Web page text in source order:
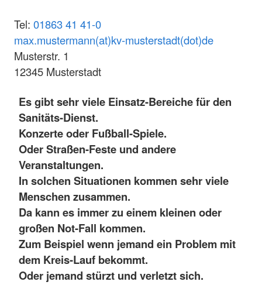
Tel: 01863 41 41-0
max.mustermann(at)kv-musterstadt(dot)de
Musterstr. 1
12345 Musterstadt
Es gibt sehr viele Einsatz-Bereiche für den
Sanitäts-Dienst.
Konzerte oder Fußball-Spiele.
Oder Straßen-Feste und andere
Veranstaltungen.
In solchen Situationen kommen sehr viele
Menschen zusammen.
Da kann es immer zu einem kleinen oder
großen Not-Fall kommen.
Zum Beispiel wenn jemand ein Problem mit
dem Kreis-Lauf bekommt.
Oder jemand stürzt und verletzt sich.